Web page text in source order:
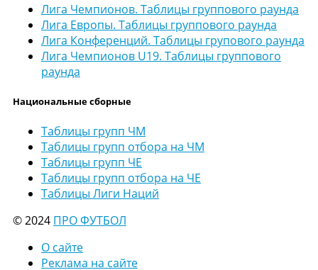
Лига Чемпионов. Таблицы группового раунда
Лига Европы. Таблицы группового раунда
Лига Конференций. Таблицы групового раунда
Лига Чемпионов U19. Таблицы группового
раунда
Национальные сборные
Таблицы групп ЧМ
Таблицы групп отбора на ЧМ
Таблицы групп ЧЕ
Таблицы групп отбора на ЧЕ
Таблицы Лиги Наций
© 2024 ПРО ФУТБОЛ
О сайте
Реклама на сайте